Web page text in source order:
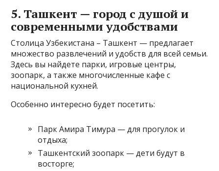
5. Ташкент — город с душой и
современными удобствами
Столица Узбекистана – Ташкент — предлагает
множество развлечений и удобств для всей семьи.
Здесь вы найдете парки, игровые центры,
зоопарк, а также многочисленные кафе с
национальной кухней.
Особенно интересно будет посетить:
Парк Амира Тимура — для прогулок и
отдыха;
Ташкентский зоопарк — дети будут в
восторге;